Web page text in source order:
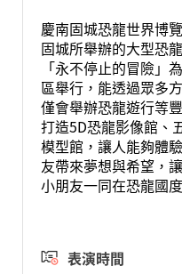
慶南固城恐龍世界博
固城所舉辦的大型恐
「永不停止的冒險」
區舉行，能透過眾多
僅會舉辦恐龍遊行等
打造5D恐龍影像館、
模型館，讓人能夠體
友帶來夢想與希望，
小朋友一同在恐龍國
表演時間